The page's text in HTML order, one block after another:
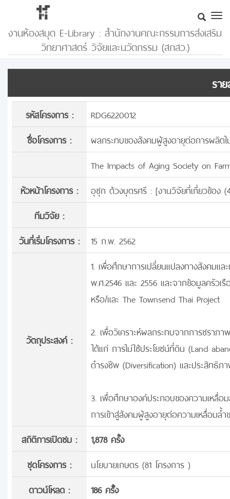
งานห้องสมุด E-Library : สำนักงานคณะกรรมการส่งเสริม
วิทยาศาสตร์ วิจัยและนวัตกรรม (สกสว.)
รา
รหัสโครงการ :
RDG6220012
ชื่อโครงการ :
ผลกระทบของสังคมผู้สูงอายุต่อการผลิตใ
The Impacts of Aging Society on
หัวหน้าโครงการ :
อุชุก ด้วงบุตรศรี : [งานวิจัยที่เกี่ยวข้อง
ทีมวิจัย :
วันที่เริ่มโครงการ :
15 ก.พ. 2562
วัตถุประสงค์ :
1. เพื่อศึกษาการเปลี่ยนแปลงทางสังคมแ
พ.ศ.2546 และ 2556 และจากข้อมูลครัวเ
หรือ/และ The Townsend Thai Project
2. เพื่อวิเคราะห์ผลกระทบจากการชราภ
ได้แก่ การไม่ใช้ประโยชน์ที่ดิน (Land
ดำรงชีพ (Diversification) และประสิทธิ
3. เพื่อศึกษาองค์ประกอบของความเหลื่อ
การเข้าสู่สังคมผู้สูงอายุต่อความเหลื่อมล้
สถิติการเปิดชม :
1,878 ครั้ง
ชุดโครงการ :
นโยบายเกษตร (81 โครงการ )
ดาวน์โหลด :
186 ครั้้ง